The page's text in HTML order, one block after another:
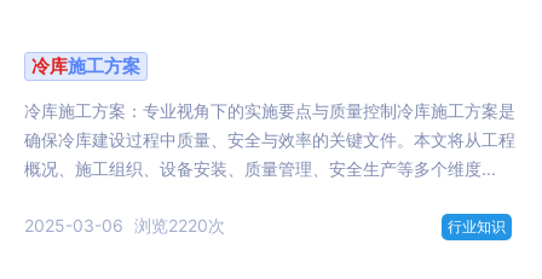
冷库施工方案
冷库施工方案：专业视角下的实施要点与质量控制冷库施工方案是
确保冷库建设过程中质量、安全与效率的关键文件。本文将从工程
概况、施工组织、设备安装、质量管理、安全生产等多个维度...
2025-03-06 浏览2220次 行业知识